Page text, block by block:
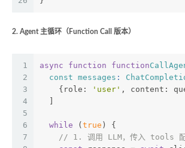
2. Agent 主循环（Function Call 版本）
1
2
3
4
5
6
7
async function function
const messages :
{role:
'user' , content:
while ( true ) {
// 1. 调用 LLM，传入 tools